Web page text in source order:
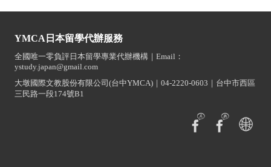
YMCA日本留學代辦服務
全國唯一零負評日本留學專業代辦機構｜Email：
ystudy.japan@gmail.com
大墩國際文教股份有限公司(台中YMCA)｜04-2220-0603｜台中市西區
三民路一段174號B1